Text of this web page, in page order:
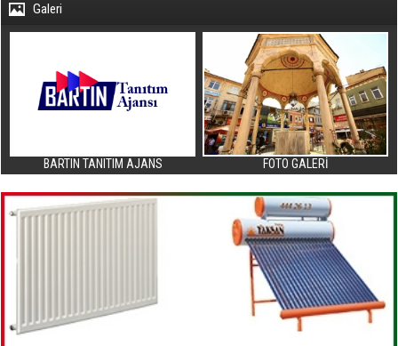
Galeri
BARTIN TANITIM AJANS FOTO GALERİ